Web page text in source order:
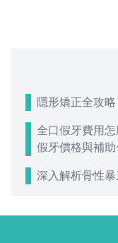
隱形矯正全攻
全口假牙費用
假牙價格與補
深入解析骨性